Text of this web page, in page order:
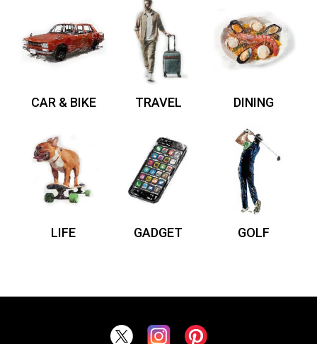
CAR & BIKE TRAVEL DINING
LIFE GADGET GOLF